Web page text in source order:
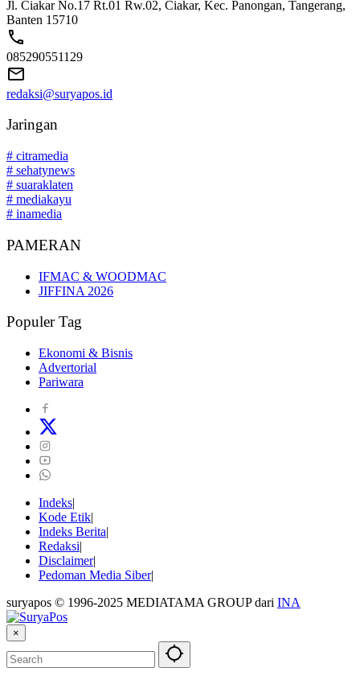
Jl. Ciakar No.17 Rt.01 Rw.02, Ciakar, Kec. Panongan, Tangerang,
Banten 15710
085290551129
redaksi@suryapos.id
Jaringan
# citramedia
# sehatynews
# suaraklaten
# mediakayu
# inamedia
PAMERAN
IFMAC & WOODMAC
JIFFINA 2026
Populer Tag
Ekonomi & Bisnis
Advertorial
Pariwara
Indeks
Kode Etik
Indeks Berita
Redaksi
Disclaimer
Pedoman Media Siber
suryapos © 1996-2025 MEDIATAMA GROUP dari INA
×